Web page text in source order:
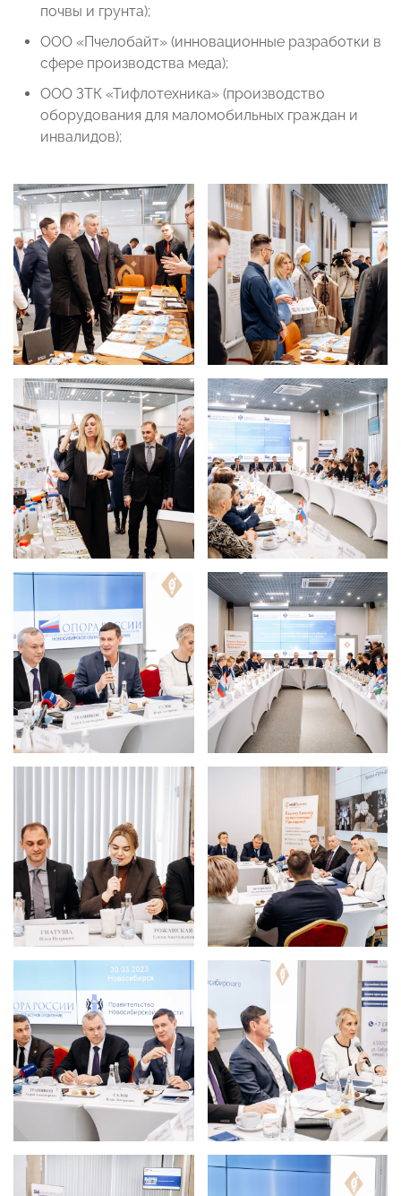
почвы и грунта);
ООО «Пчелобайт» (инновационные разработки в
сфере производства меда);
OOO ЗТК «Тифлотехника» (производство
оборудования для маломобильных граждан и
инвалидов);